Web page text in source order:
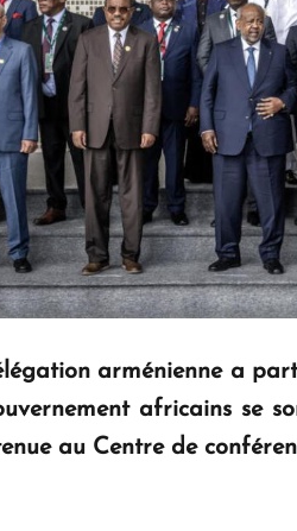
arménienne a
africains se
tenue au Centre de